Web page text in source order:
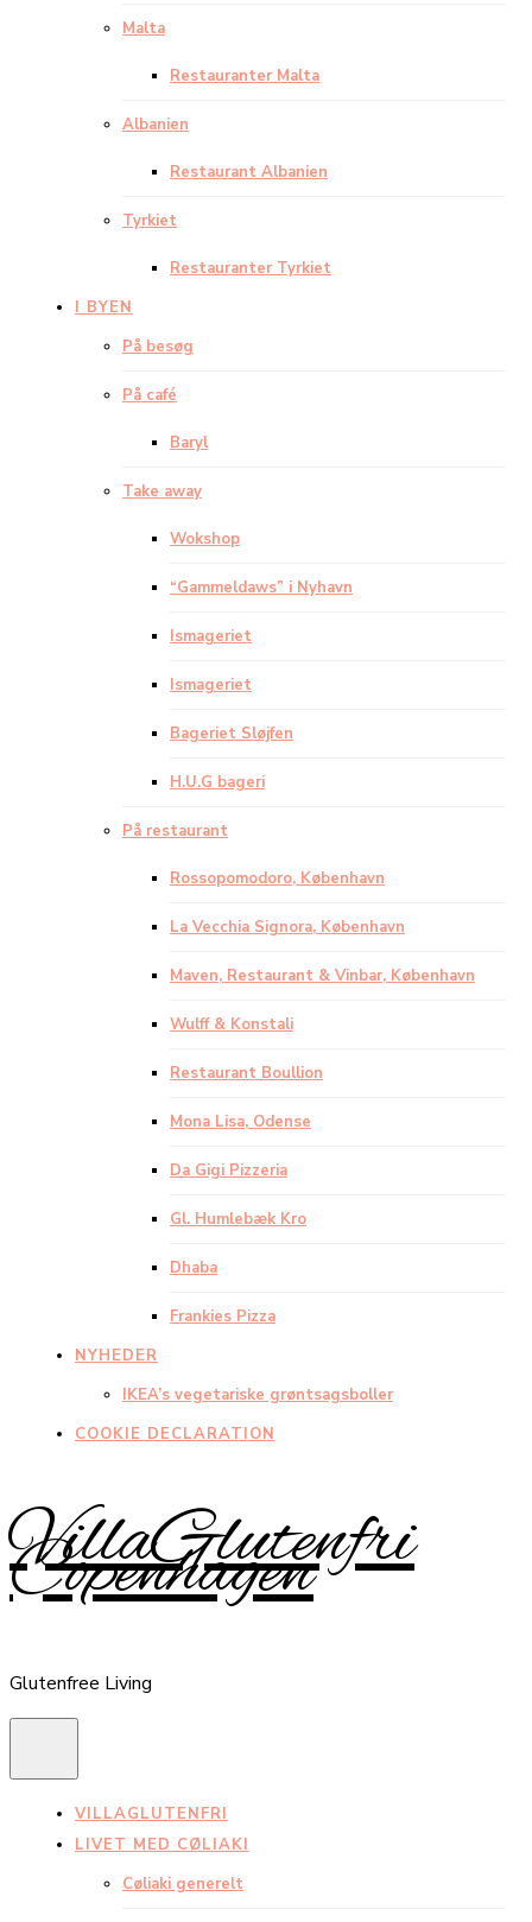
Malta
Restauranter Malta
Albanien
Restaurant Albanien
Tyrkiet
Restauranter Tyrkiet
I BYEN
På besøg
På café
Baryl
Take away
Wokshop
“Gammeldaws” i Nyhavn
Ismageriet
Ismageriet
Bageriet Sløjfen
H.U.G bageri
På restaurant
Rossopomodoro, København
La Vecchia Signora, København
Maven, Restaurant & Vinbar, København
Wulff & Konstali
Restaurant Boullion
Mona Lisa, Odense
Da Gigi Pizzeria
Gl. Humlebæk Kro
Dhaba
Frankies Pizza
NYHEDER
IKEA’s vegetariske grøntsagsboller
COOKIE DECLARATION
VillaGlutenfri
Copenhagen
Glutenfree Living
VILLAGLUTENFRI
LIVET MED CØLIAKI
Cøliaki generelt